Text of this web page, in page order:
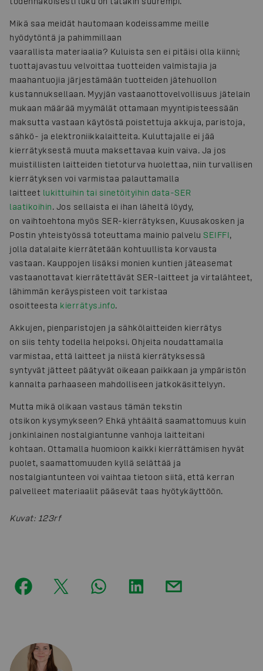
Mikä saa meidät hautomaan kodeissamme meille
hyödytöntä ja pahimmillaan
vaarallista materiaalia? Kuluista sen ei pitäisi olla kiinni;
tuottajavastuu velvoittaa tuotteiden valmistajia ja
maahantuojia järjestämään tuotteiden jätehuollon
kustannuksellaan. Myyjän vastaanottovelvollisuus jätelain
mukaan määrää myymälät ottamaan myyntipisteessään
maksutta vastaan käytöstä poistettuja akkuja, paristoja,
sähkö- ja elektroniikkalaitteita. Kuluttajalle ei jää
kierrätyksestä muuta maksettavaa kuin vaiva. Ja jos
muistillisten laitteiden tietoturva huolettaa, niin turvallisen
kierrätyksen voi varmistaa palauttamalla
laitteet lukittuihin tai sinetöityihin data-SER
laatikoihin. Jos sellaista ei ihan läheltä löydy,
on vaihtoehtona myös SER-kierrätyksen, Kuusakosken ja
Postin yhteistyössä toteuttama mainio palvelu SEIFFI,
jolla datalaite kierrätetään kohtuullista korvausta
vastaan. Kauppojen lisäksi monien kuntien jäteasemat
vastaanottavat kierrätettävät SER-laitteet ja virtalähteet,
lähimmän keräyspisteen voit tarkistaa
osoitteesta kierrätys.info.
Akkujen, pienparistojen ja sähkölaitteiden kierrätys
on siis tehty todella helpoksi. Ohjeita noudattamalla
varmistaa, että laitteet ja niistä kierrätyksessä
syntyvät jätteet päätyvät oikeaan paikkaan ja ympäristön
kannalta parhaaseen mahdolliseen jatkokäsittelyyn.
Mutta mikä olikaan vastaus tämän tekstin
otsikon kysymykseen? Ehkä yhtäältä saamattomuus kuin
jonkinlainen nostalgiantunne vanhoja laitteitani
kohtaan. Ottamalla huomioon kaikki kierrättämisen hyvät
puolet, saamattomuuden kyllä selättää ja
nostalgiantunteen voi vaihtaa tietoon siitä, että kerran
palvelleet materiaalit pääsevät taas hyötykäyttöön.
Kuvat: 123rf